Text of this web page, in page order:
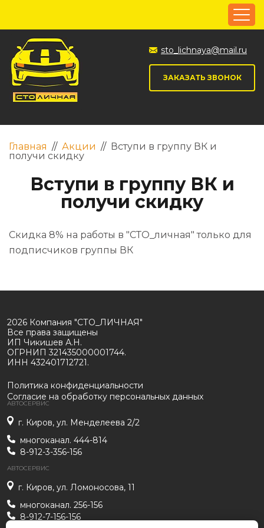
sto_lichnaya@mail.ru
ЗАКАЗАТЬ ЗВОНОК
Главная // Акции // Вступи в группу ВК и
получи скидку
Вступи в группу ВК и
получи скидку
Скидка 8% на работы в "СТО_личная" только для
подписчиков группы ВК
2026 Компания "СТО_ЛИЧНАЯ"
Все права защищены
ИП Чикишев А.Н.
ОГРНИП 321435000001744.
ИНН 432401712721.
Политика конфиденциальности
Согласие на обработку персональных данных
АВТОСЕРВИС
г. Киров, ул. Менделеева 2/2
многоканал. 444-814
8-912-3-356-156
АВТОСЕРВИС
г. Киров, ул. Ломоносова, 11
многоканал. 256-156
8-912-7-156-156